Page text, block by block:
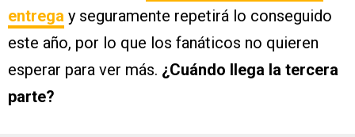
entrega y seguramente repetirá lo conseguido
este año, por lo que los fanáticos no quieren
esperar para ver más. ¿Cuándo llega la tercera
parte?